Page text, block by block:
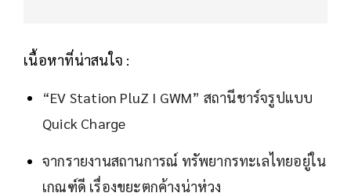
เนื้อหาที่น่าสนใจ :
“EV Station PluZ I GWM” สถานีชาร์จรูปแบบ
Quick Charge
จากรายงานสถานการณ์ ทรัพยากรทะเลไทยอยู่ใน
เกณฑ์ดี เรื่องขยะตกค้างน่าห่วง